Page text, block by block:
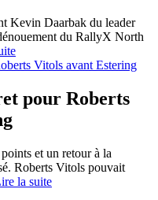
Kevin Daarbak du leader
du RallyX North
pour Roberts
et un retour à la
Roberts Vitols pouvait
la suite